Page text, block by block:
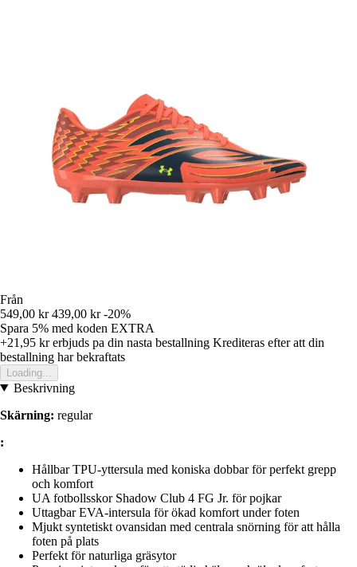
Från
549,00 kr 439,00 kr -20%
Spara 5% med koden EXTRA
+21,95 krerbjuds pa din nasta bestallning Krediteras efter att din
bestallning har bekraftats
Loading...
Beskrivning
Skärning: regular
:
Hållbar TPU-yttersula med koniska dobbar för perfekt grepp
och komfort
UA fotbollsskor Shadow Club 4 FG Jr. för pojkar
Uttagbar EVA-intersula för ökad komfort under foten
Mjukt syntetiskt ovansidan med centrala snörning för att hålla
foten på plats
Perfekt för naturliga gräsytor